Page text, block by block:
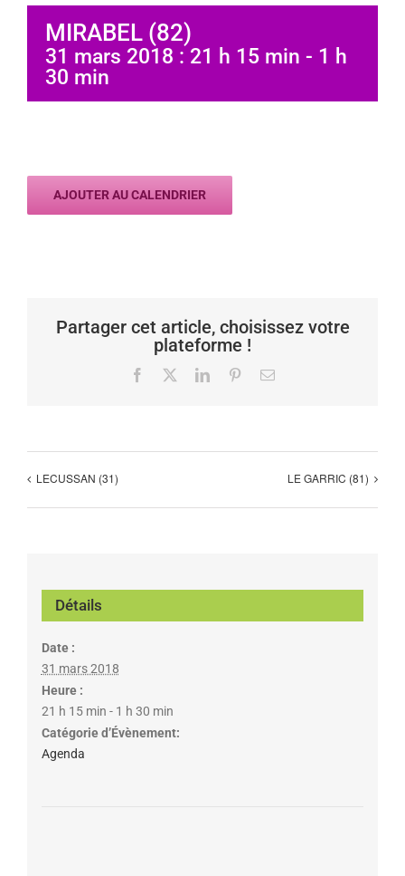
MIRABEL (82)
31 mars 2018 : 21 h 15 min - 1 h
30 min
AJOUTER AU CALENDRIER
Partager cet article, choisissez votre
plateforme !
Facebook LinkedInPinterestEmail
LECUSSAN (31) LE GARRIC (81)
Détails
Date :
31 mars 2018
Heure :
21 h 15 min - 1 h 30 min
Catégorie d’Évènement:
Agenda